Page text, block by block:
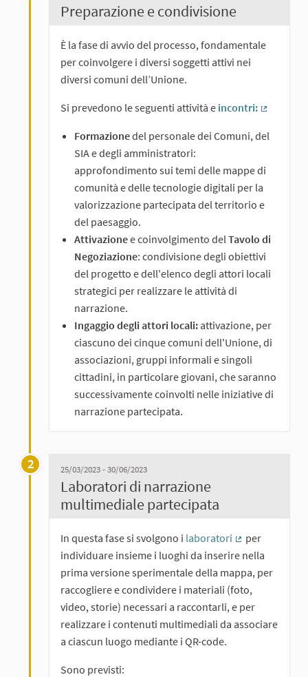
Preparazione e condivisione
È la fase di avvio del processo, fondamentale
per coinvolgere i diversi soggetti attivi nei
diversi comuni dell’Unione.
Si prevedono le seguenti attività e incontri:
Formazionedel personale dei Comuni, del
SIA e degli amministratori:
approfondimento sui temi delle mappe di
comunità e delle tecnologie digitali per la
valorizzazione partecipata del territorio e
del paesaggio.
Attivazionee coinvolgimento del Tavolo di
Negoziazione: condivisione degli obiettivi
del progetto e dell'elenco degli attori locali
strategici per realizzare le attività di
narrazione.
Ingaggio degli attori locali: attivazione, per
ciascuno dei cinque comuni dell'Unione, di
associazioni, gruppi informali e singoli
cittadini, in particolare giovani, che saranno
successivamente coinvolti nelle iniziative di
narrazione partecipata.
2 25/03/2023 - 30/06/2023
Laboratori di narrazione
multimediale partecipata
In questa fase si svolgono i laboratori
per
individuare insieme i luoghi da inserire nella
prima versione sperimentale della mappa, per
raccogliere e condividere i materiali (foto,
video, storie) necessari a raccontarli, e per
realizzare i contenuti multimediali da associare
a ciascun luogo mediante i QR-code.
Sono previsti: